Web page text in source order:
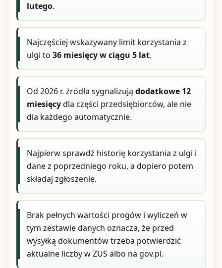
lutego.
Najczęściej wskazywany limit korzystania z
ulgi to36 miesięcy w ciągu 5 lat.
Od 2026 r. źródła sygnalizujądodatkowe 12
miesięcydla części przedsiębiorców, ale nie
dla każdego automatycznie.
Najpierw sprawdź historię korzystania z ulgi i
dane z poprzedniego roku, a dopiero potem
składaj zgłoszenie.
Brak pełnych wartości progów i wyliczeń w
tym zestawie danych oznacza, że przed
wysyłką dokumentów trzeba potwierdzić
aktualne liczby w ZUS albo na gov.pl.